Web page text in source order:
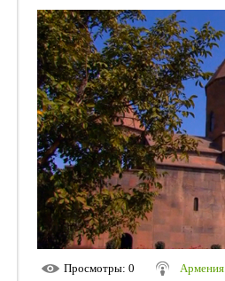
Просмотры: 0